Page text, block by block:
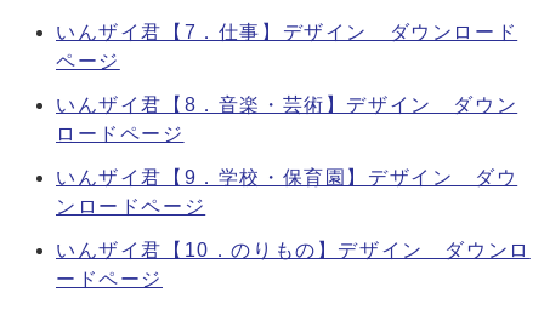
いんザイ君【7．仕事】デザイン ダウンロード
ページ
いんザイ君【8．音楽・芸術】デザイン ダウン
ロードページ
いんザイ君【9．学校・保育園】デザイン ダウ
ンロードページ
いんザイ君【10．のりもの】デザイン ダウンロ
ードページ